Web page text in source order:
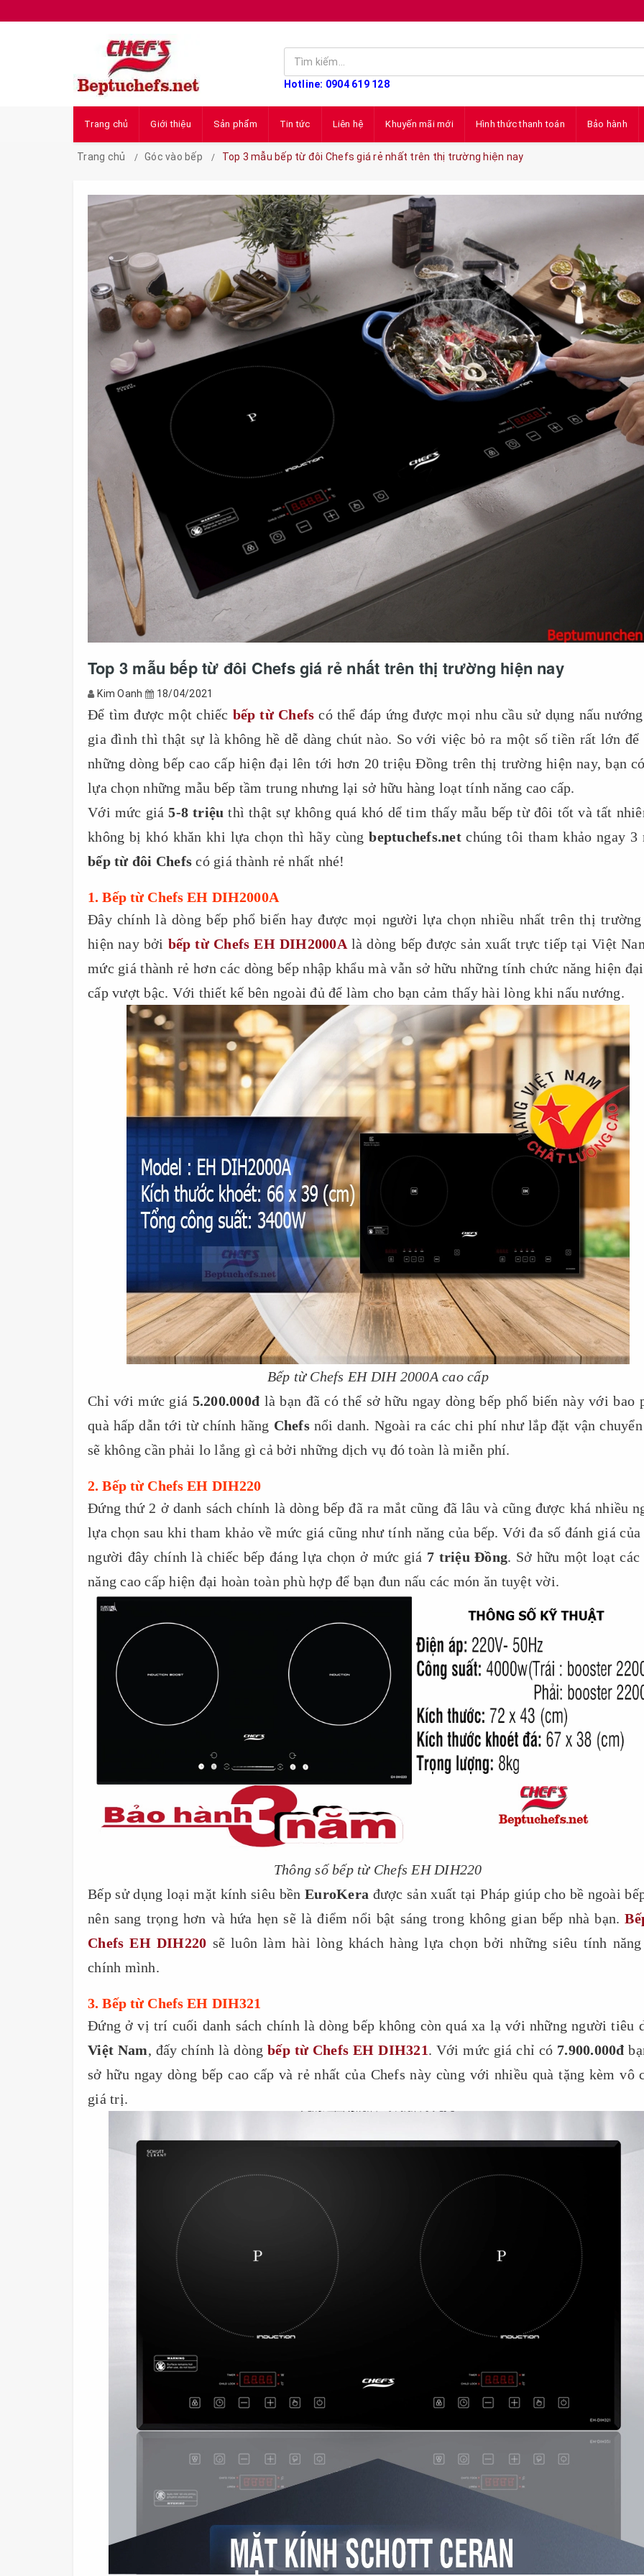
Hotline: 0904 619 128
Trang chủ Giới thiệu Sản phẩm Tin tức Liên hệ Khuyến mãi mới Hình thức thanh toán Bảo hành
Trang chủ Góc vào bếp Top 3 mẫu bếp từ đôi Chefs giá rẻ nhất trên thị trường hiện nay
Top 3 mẫu bếp từ đôi Chefs giá rẻ nhất trên thị trường hiện nay
Kim Oanh 18/04/2021
Để tìm được một chiếc bếp từ Chefs có thể đáp ứng được mọi nhu cầu sử dụng nấu
gia đình thì thật sự là không hề dễ dàng chút nào. So với việc bỏ ra một số tiền rất lớn để
những dòng bếp cao cấp hiện đại lên tới hơn 20 triệu Đồng trên thị trường hiện nay, bạn
lựa chọn những mẫu bếp tầm trung nhưng lại sở hữu hàng loạt tính năng cao cấp.
Với mức giá 5-8 triệu thì thật sự không quá khó dể tim thấy mẫu bếp từ đôi tốt và tất
không bị khó khăn khi lựa chọn thì hãy cùngbeptuchefs.netchúng tôi tham khảo ngay 3
bếp từ đôi Chefs có giá thành rẻ nhất nhé!
1. Bếp từ Chefs EH DIH2000A
Đây chính là dòng bếp phổ biến hay được mọi người lựa chọn nhiều nhất trên thị trường
hiện nay bởi bếp từ Chefs EH DIH2000Alà dòng bếp được sản xuất trực tiếp tại Việt
mức giá thành rẻ hơn các dòng bếp nhập khẩu mà vẫn sở hữu những tính chức năng hiện
cấp vượt bậc. Với thiết kế bên ngoài đủ để làm cho bạn cảm thấy hài lòng khi nấu nướng.
Bếp từ Chefs EH DIH 2000A cao cấp
Chỉ với mức giá 5.200.000đ là bạn đã có thể sở hữu ngay dòng bếp phổ biến này với bao
quà hấp dẫn tới từ chính hãng Chefsnổi danh. Ngoài ra các chi phí như lắp đặt vận
sẽ không cần phải lo lắng gì cả bởi những dịch vụ đó toàn là miễn phí.
2. Bếp từ Chefs EH DIH220
Đứng thứ 2 ở danh sách chính là dòng bếp đã ra mắt cũng đã lâu và cũng được khá nhiều
lựa chọn sau khi tham khảo về mức giá cũng như tính năng của bếp. Với đa số đánh giá
người đây chính là chiếc bếp đáng lựa chọn ở mức giá 7 triệu Đồng. Sở hữu một loạt
năng cao cấp hiện đại hoàn toàn phù hợp để bạn đun nấu các món ăn tuyệt vời.
Thông số bếp từ Chefs EH DIH220
Bếp sử dụng loại mặt kính siêu bềnEuroKera được sản xuất tại Pháp giúp cho bề ngoài
nên sang trọng hơn và hứa hẹn sẽ là điểm nổi bật sáng trong không gian bếp nhà bạn.
Chefs EH DIH220 sẽ luôn làm hài lòng khách hàng lựa chọn bởi những siêu tính năng
chính mình.
3. Bếp từ Chefs EH DIH321
Đứng ở vị trí cuối danh sách chính là dòng bếp không còn quá xa lạ với những người tiêu
Việt Nam, đấy chính là dòngbếp từ Chefs EH DIH321. Với mức giá chỉ có 7.900.000đ
sở hữu ngay dòng bếp cao cấp và rẻ nhất của Chefs này cùng với nhiều quà tặng kèm vô
giá trị.